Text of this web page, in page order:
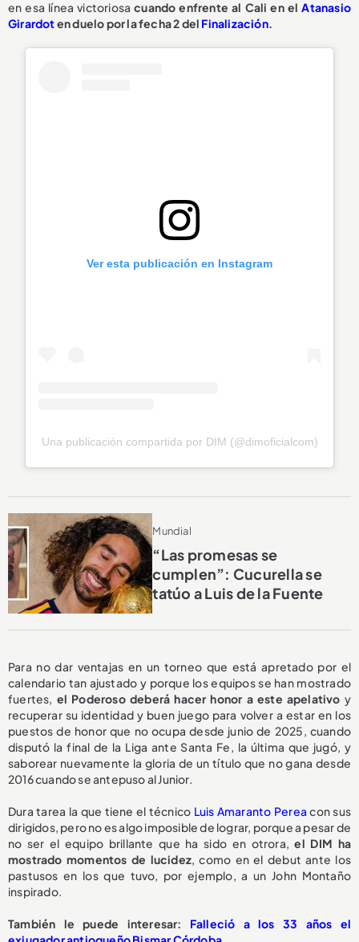
en esa línea victoriosacuando enfrente al Cali en elAtanasio
Girardoten duelo por la fecha 2 del Finalización.
Ver esta publicación en Instagram
Una publicación compartida por DIM (@dimoficialcom)
Mundial
“Las promesas se
cumplen”: Cucurella se
tatúo a Luis de la Fuente
Para no dar ventajas en un torneo que está apretado por el
calendario tan ajustado y porque los equipos se han mostrado
fuertes, el Poderoso deberá hacer honor a este apelativo y
recuperar su identidad y buen juego para volver a estar en los
puestos de honor que no ocupa desde junio de 2025, cuando
disputó la final de la Liga ante Santa Fe, la última que jugó, y
saborear nuevamente la gloria de un título que no gana desde
2016 cuando se antepuso al Junior.
Dura tarea la que tiene el técnico Luis Amaranto Perea con sus
dirigidos, pero no es algo imposible de lograr, porque a pesar de
no ser el equipo brillante que ha sido en otrora,el DIM ha
mostrado momentos de lucidez, como en el debut ante los
pastusos en los que tuvo, por ejemplo, a un John Montaño
inspirado.
También le puede interesar: Falleció a los 33 años el